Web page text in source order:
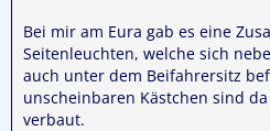
Bei mir am Eura gab es eine
Seitenleuchten, welche sich
auch unter dem Beifahrersitz
unscheinbaren Kästchen sind
verbaut.